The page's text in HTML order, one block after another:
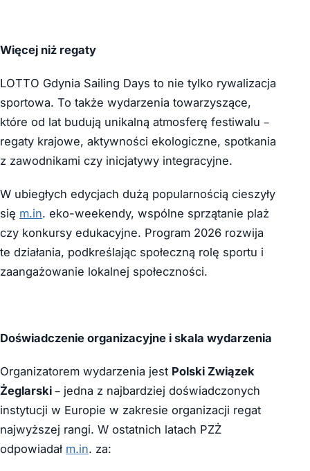
Więcej niż regaty
LOTTO Gdynia Sailing Days to nie tylko rywalizacja
sportowa. To także wydarzenia towarzyszące,
które od lat budują unikalną atmosferę festiwalu –
regaty krajowe, aktywności ekologiczne, spotkania
z zawodnikami czy inicjatywy integracyjne.
W ubiegłych edycjach dużą popularnością cieszyły
się m.in. eko-weekendy, wspólne sprzątanie plaż
czy konkursy edukacyjne. Program 2026 rozwija
te działania, podkreślając społeczną rolę sportu i
zaangażowanie lokalnej społeczności.
Doświadczenie organizacyjne i skala wydarzenia
Organizatorem wydarzenia jest Polski Związek
Żeglarski – jedna z najbardziej doświadczonych
instytucji w Europie w zakresie organizacji regat
najwyższej rangi. W ostatnich latach PZŻ
odpowiadał m.in. za: